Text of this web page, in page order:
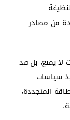
من مصادر
لا يمنع، بل قد
سياسات
المتجددة،